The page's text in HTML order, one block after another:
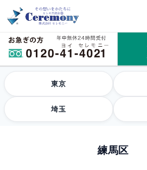
東京
埼玉
練馬区